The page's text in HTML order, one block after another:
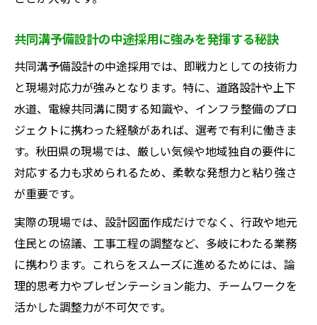
題
共同溝予備設計業務のやりがい徹底解説
建設コンサルタントとしての共同溝予備設
計の魅力
インフラ整備を支える設計業務のやりがい
とは
共同溝予備設計で得られる成長と達成感
ル
社会貢献を実感できる共同溝予備設計の仕
事
共同溝予備設計の中途採用に強みを発揮する秘訣
共同溝予備設計の中途採用では、即戦力としての技術力
と現場対応力が強みとなります。特に、道路設計や上下
水道、電線共同溝に関する知識や、インフラ整備のプロ
ジェクトに携わった経験があれば、選考で有利に働きま
す。秋田県の現場では、厳しい気候や地域独自の要件に
対応する力も求められるため、柔軟な発想力と粘り強さ
が重要です。
実際の現場では、設計図面作成だけでなく、行政や地元
住民との協議、工事工程の調整など、多岐にわたる業務
に携わります。これらをスムーズに進めるためには、論
理的思考力やプレゼンテーション能力、チームワークを
活かした調整力が不可欠です。